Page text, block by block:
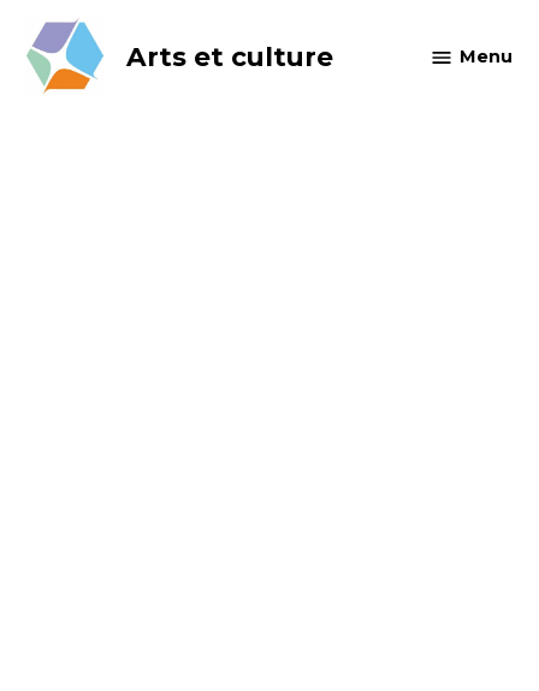
content
Arts et culture Menu